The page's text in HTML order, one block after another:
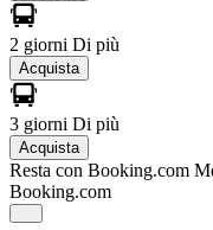
2 giorni Di più
Acquista
3 giorni Di più
Acquista
Resta con Booking.com
Booking.com